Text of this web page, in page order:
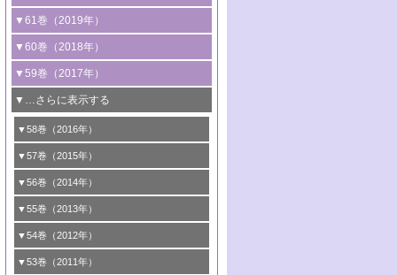
4号 アルコール類の効率的変換を実現す
る非貴金属触媒の研究動向
5号 ゼオライトの合成と応用における研
究動向
6号 ヘテロ接合界面
B号 第135回触媒討論会（2025年）
4号 シンクロトロン放射光および中性子
線を利用した触媒解析技術の最先端
5号 単原子触媒
6号 参照触媒委員会からのお知らせ
B号 第133回触媒討論会（2023年）
3号 非酸化物系金属化合物を基盤とした
触媒材料の開発
4号 格子酸素・格子酸素欠陥を利用した
触媒反応
5号 生体触媒によるエネルギー変換反応
6号 窒素とリンの循環のための触媒・機
能性材料
B号 第131回触媒討論会（2023年）
2号 化学品合成のための合金触媒開発
3号 CO の排出削減および有効活用のた
めの触媒技術
4号 若手による情報発信企画～とびたて
若き触媒の研究者たち～（1）
5号 若手による情報発信企画～とびたて
若き触媒の研究者たち～（2）
6号 石油のノーブル・ユースを志向した
触媒技術
B号 第129回触媒討論会（2022年・京都
大学：オンライン・対面開催）
2号 ペロブスカイト
3号 特殊反応場を利用した触媒的分子変
換反応
4号 多孔質材料を用いた触媒の新展開
5号 情報学的手法を用いた触媒開発
6号 カーボンニュートラルに向けた電解
技術
B号 第127回触媒討論会（2021年・オン
ライン開催(Zoom)のみ）
1号 触媒設計を拓く欠陥構造のキャラク
タリゼーション
2号 機能化学品製造に資するクリーンな
触媒的酸化反応
3号 水処理のための触媒化学
4号 光触媒を用いた水分解の最新の研究
動向
5号 次世代の触媒プロセスを支えるマイ
クロ波
6号 メタン転換技術の最新動向
B号 第125回触媒討論会（2020年・工学
院大学）
▼61巻（2019年）
1号 物質移動制御に着目した触媒プロセ
ス開発
2号 CO2 フリー水素サプライチェーンに
関わる触媒開発動向
3号 精密高分子合成に関する最近の研究
動向
4号 バイオマス化成品製造のための触媒
5号 固体触媒による含窒素有機化合物変
換の最前線
6号 貴金属使用量低減に向けた自動車排
▼60巻（2018年）
1号 固体酸触媒の最新の研究動向
2号 二酸化炭素からの有用化学品合成
3号 ナノ粒子・クラスター触媒の最前線
4号 60周年記念企画
5号 進化するゼオライト合成技術
6号 非貴金属系触媒における電気化学的
酸素還元反応
B号 第121回触媒討論会（2018年・東京
大学）
▼59巻（2017年）
1号 いたるところに，触媒
2号 機能性材料の局所構造解析のための
最先端技術
3号 無機分離膜材料の開発と触媒反応プ
ロセスへの適用
4号 触媒研究における計算科学の利用
5号 水素のふるまいを解き明かす最先端
研究
▼…さらに表示する
▼58巻（2016年）
1号 ユニークな構造の高分子を生み出す触
2号 リグニンからの化成品製造に向けた触
3号 触媒研究の最先端～とびたて若き研究
者たち～（1）
▼57巻（2015年）
1号 水素キャリアにかかわる触媒技術の新
2号 石油精製用触媒の最近の進展
3号 固体酸化物形燃料電池（SOFC）におけ
るアノード触媒上での燃料直接改質技術
▼56巻（2014年）
1号 特殊環境場を利用した材料合成
2号 光触媒反応機構に関する最新の研究動
向
▼55巻（2013年）
1号 高耐久性燃料電池システム用触媒にお
▼54巻（2012年）
1号 規則性多孔体の利用技術における最近
▼53巻（2011年）